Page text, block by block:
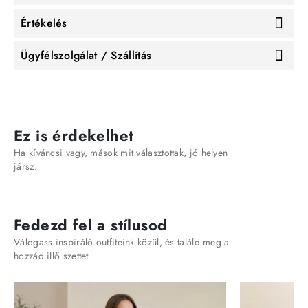
Értékelés
Ügyfélszolgálat / Szállítás
Ez is érdekelhet
Ha kíváncsi vagy, mások mit választottak, jó helyen
jársz.
Fedezd fel a stílusod
Válogass inspiráló outfiteink közül, és találd meg a
hozzád illő szettet